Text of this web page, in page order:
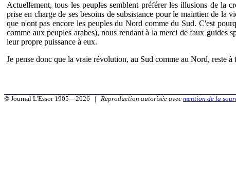
Actuellement, tous les peuples semblent préférer les illusions de la
prise en charge de ses besoins de subsistance pour le maintien de la
que n'ont pas encore les peuples du Nord comme du Sud. C'est
comme aux peuples arabes), nous rendant à la merci de faux
leur propre puissance à eux.
Je pense donc que la vraie révolution, au Sud comme au Nord, reste à
© Journal L'Essor 1905—2026 | Reproduction autorisée avec mention de la